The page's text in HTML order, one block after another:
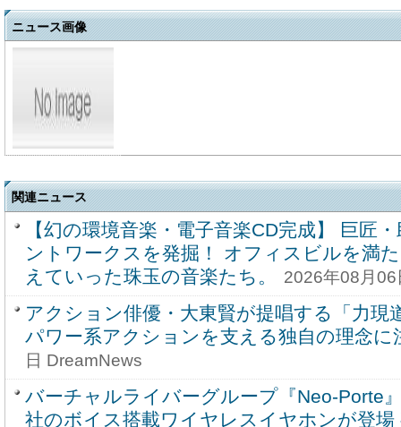
ニュース画像
関連ニュース
【幻の環境音楽・電子音楽CD完成】 巨匠
ントワークスを発掘！ オフィスビルを満
えていった珠玉の音楽たち。
2026年08月
アクション俳優・大東賢が提唱する「力現
パワー系アクションを支える独自の理念に
日 DreamNews
バーチャルライバーグループ『Neo-Porte
社のボイス搭載ワイヤレスイヤホンが登